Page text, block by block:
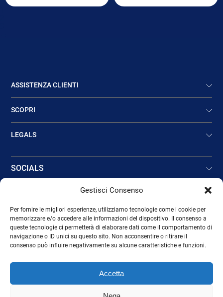
Gestisci Consenso
Per fornire le migliori esperienze, utilizziamo tecnologie come i cookie per
memorizzare e/o accedere alle informazioni del dispositivo. Il consenso a
queste tecnologie ci permetterà di elaborare dati come il comportamento di
navigazione o ID unici su questo sito. Non acconsentire o ritirare il
consenso può influire negativamente su alcune caratteristiche e funzioni.
Accetta
ASSISTENZA CLIENTI
SCOPRI
LEGALS
SOCIALS
CONTATTI
DOVE SIAMO